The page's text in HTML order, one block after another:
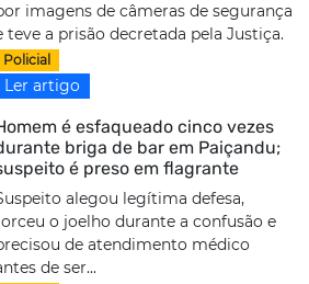
imagens de câmeras de segurança
teve a prisão decretada pela Justiça.
Policial
Ler artigo
é esfaqueado cinco vezes
briga de bar em Paiçandu;
é preso em flagrante
alegou legítima defesa,
o joelho durante a confusão e
de atendimento médico
de ser...